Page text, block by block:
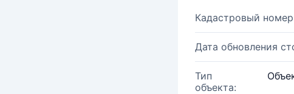
Кадастровый
Дата обновления
Тип
объекта: